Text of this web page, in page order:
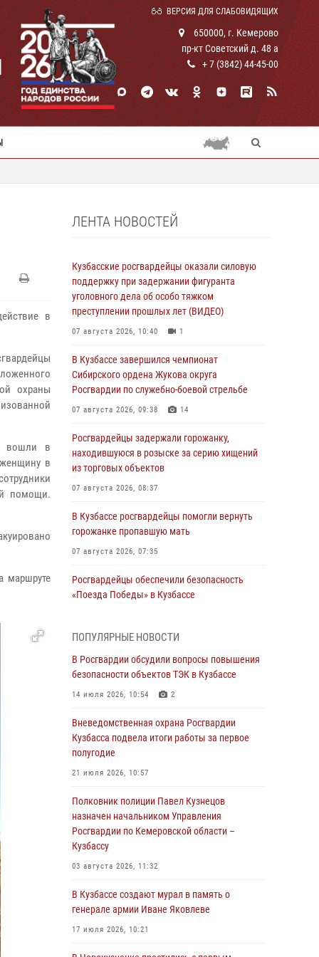
ВЕРСИЯ ДЛЯ СЛАБОВИДЯЩИХ
650000, г. Кемерово
пр-кт Советский д. 48 а
+ 7 (3842) 44-45-00
в
охраны
вошли в
в
помощи.
маршруте
ЛЕНТА НОВОСТЕЙ
Кузбасские росгвардейцы оказали силовую
поддержку при задержании фигуранта
уголовного дела об особо тяжком
преступлении прошлых лет (ВИДЕО)
07 августа 2026, 10:40 1
В Кузбассе завершился чемпионат
Сибирского ордена Жукова округа
Росгвардии по служебно-боевой стрельбе
07 августа 2026, 09:38 14
Росгвардейцы задержали горожанку,
находившуюся в розыске за серию хищений
из торговых объектов
07 августа 2026, 08:37
В Кузбассе росгвардейцы помогли вернуть
горожанке пропавшую мать
07 августа 2026, 07:35
Росгвардейцы обеспечили безопасность
«Поезда Победы» в Кузбассе
Генерал-полковник Олег Плохой поздравил
специалистов организационно-штатных
подразделений Росгвардии с
профессиональным праздником
С 1 сентября 2026 года вступает в силу новый
федеральный закон о частной охранной
Росгвардейцы задержали предполагаемого
виновника причинения ножевого ранения
кемеровчанину
06 августа 2026, 09:18
Росгвардейцы задержали мужчину,
повредившего имущество горожанки
06 августа 2026, 08:17
ПОПУЛЯРНЫЕ НОВОСТИ
В Росгвардии обсудили вопросы повышения
безопасности объектов ТЭК в Кузбассе
14 июля 2026, 10:54 2
Вневедомственная охрана Росгвардии
Кузбасса подвела итоги работы за первое
полугодие
21 июля 2026, 10:57
Полковник полиции Павел Кузнецов
назначен начальником Управления
Росгвардии по Кемеровской области –
Кузбассу
03 августа 2026, 11:32
В Кузбассе создают мурал в память о
генерале армии Иване Яковлеве
17 июля 2026, 10:21